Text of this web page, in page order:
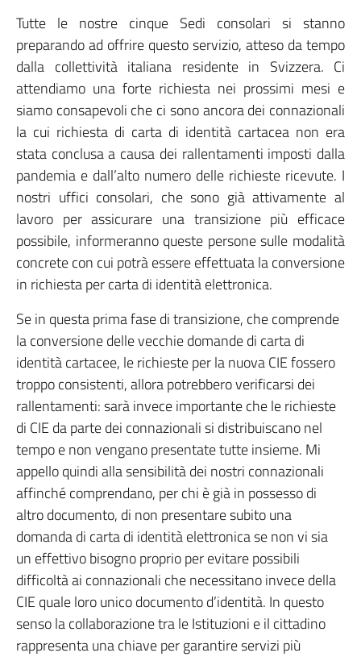
Tutte le nostre cinque Sedi consolari si stanno
preparando ad offrire questo servizio, atteso da tempo
dalla collettività italiana residente in Svizzera. Ci
attendiamo una forte richiesta nei prossimi mesi e
siamo consapevoli che ci sono ancora dei connazionali
la cui richiesta di carta di identità cartacea non era
stata conclusa a causa dei rallentamenti imposti dalla
pandemia e dall’alto numero delle richieste ricevute. I
nostri uffici consolari, che sono già attivamente al
lavoro per assicurare una transizione più efficace
possibile, informeranno queste persone sulle modalità
concrete con cui potrà essere effettuata la conversione
in richiesta per carta di identità elettronica.
Se in questa prima fase di transizione, che comprende
la conversione delle vecchie domande di carta di
identità cartacee, le richieste per la nuova CIE fossero
troppo consistenti, allora potrebbero verificarsi dei
rallentamenti: sarà invece importante che le richieste
di CIE da parte dei connazionali si distribuiscano nel
tempo e non vengano presentate tutte insieme. Mi
appello quindi alla sensibilità dei nostri connazionali
affinché comprendano, per chi è già in possesso di
altro documento, di non presentare subito una
domanda di carta di identità elettronica se non vi sia
un effettivo bisogno proprio per evitare possibili
difficoltà ai connazionali che necessitano invece della
CIE quale loro unico documento d’identità. In questo
senso la collaborazione tra le Istituzioni e il cittadino
rappresenta una chiave per garantire servizi più